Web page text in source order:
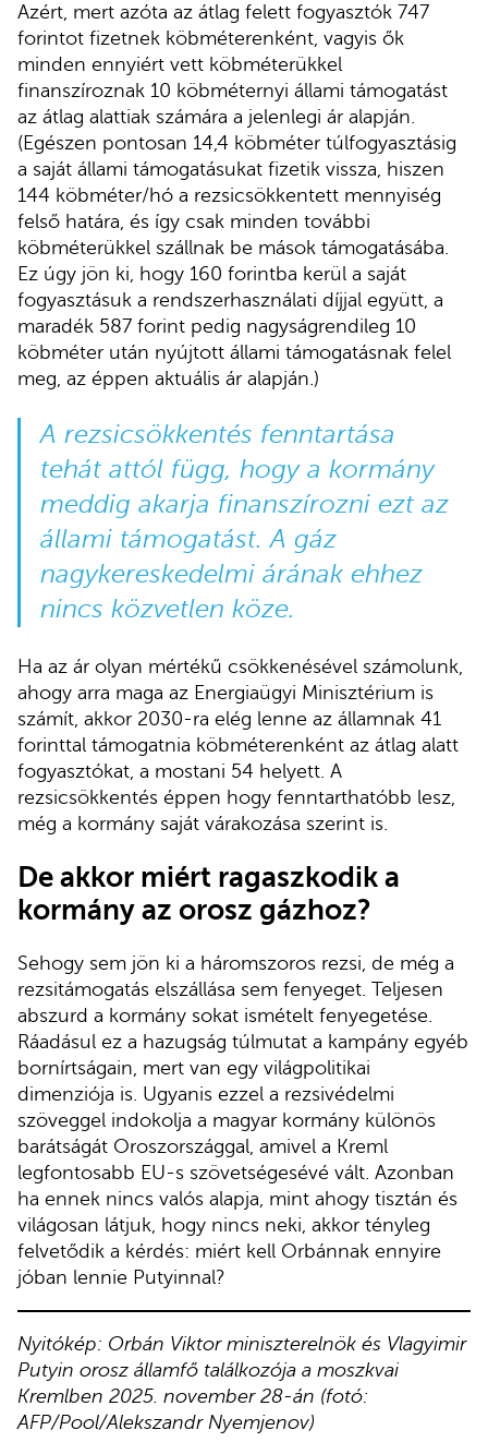
Azért, mert azóta az átlag felett fogyasztók 747
forintot fizetnek köbméterenként, vagyis ők
minden ennyiért vett köbméterükkel
finanszíroznak 10 köbméternyi állami támogatást
az átlag alattiak számára a jelenlegi ár alapján.
(Egészen pontosan 14,4 köbméter túlfogyasztásig
a saját állami támogatásukat fizetik vissza, hiszen
144 köbméter/hó a rezsicsökkentett mennyiség
felső határa, és így csak minden további
köbméterükkel szállnak be mások támogatásába.
Ez úgy jön ki, hogy 160 forintba kerül a saját
fogyasztásuk a rendszerhasználati díjjal együtt, a
maradék 587 forint pedig nagyságrendileg 10
köbméter után nyújtott állami támogatásnak felel
meg, az éppen aktuális ár alapján.)
A rezsicsökkentés fenntartása
tehát attól függ, hogy a kormány
meddig akarja finanszírozni ezt az
állami támogatást. A gáz
nagykereskedelmi árának ehhez
nincs közvetlen köze.
Ha az ár olyan mértékű csökkenésével számolunk,
ahogy arra maga az Energiaügyi Minisztérium is
számít, akkor 2030-ra elég lenne az államnak 41
forinttal támogatnia köbméterenként az átlag alatt
fogyasztókat, a mostani 54 helyett. A
rezsicsökkentés éppen hogy fenntarthatóbb lesz,
még a kormány saját várakozása szerint is.
De akkor miért ragaszkodik a
kormány az orosz gázhoz?
Sehogy sem jön ki a háromszoros rezsi, de még a
rezsitámogatás elszállása sem fenyeget. Teljesen
abszurd a kormány sokat ismételt fenyegetése.
Ráadásul ez a hazugság túlmutat a kampány egyéb
bornírtságain, mert van egy világpolitikai
dimenziója is. Ugyanis ezzel a rezsivédelmi
szöveggel indokolja a magyar kormány különös
barátságát Oroszországgal, amivel a Kreml
legfontosabb EU-s szövetségesévé vált. Azonban
ha ennek nincs valós alapja, mint ahogy tisztán és
világosan látjuk, hogy nincs neki, akkor tényleg
felvetődik a kérdés: miért kell Orbánnak ennyire
jóban lennie Putyinnal?
Nyitókép: Orbán Viktor miniszterelnök és Vlagyimir
Putyin orosz államfő találkozója a moszkvai
Kremlben 2025. november 28-án (fotó:
AFP/Pool/Alekszandr Nyemjenov)